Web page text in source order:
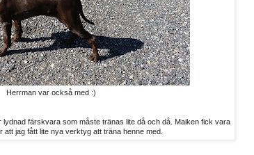
Herrman var också med :)
färskvara som måste tränas lite då och då. Maiken fick vara
jag fått lite nya verktyg att träna henne med.